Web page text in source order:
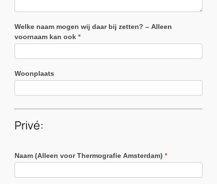
Welke naam mogen wij daar bij zetten? – Alleen
voornaam kan ook*
Woonplaats
Privé:
Naam (Alleen voor Thermografie Amsterdam)*